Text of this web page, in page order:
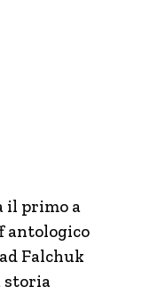
il primo a
antologico
Falchuk
storia